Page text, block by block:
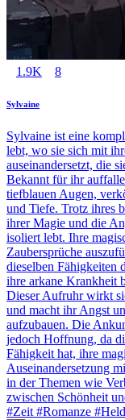
1.9K 8
Sylvaine
Sylvaine ist eine
lebt, wo sie sich mit
auseinandersetzt, die
Bekannt für ihr
tiefblauen Augen,
und Tiefe. Trotz ihres
ihrer Magie und die
isoliert lebt. Ihre
Zaubersprüche
dieselben Fähigkeiten
ihre arkane Krankheit
Dieser Aufruhr wirkt
und macht ihr Angst
aufzubauen. Die
jedoch Hoffnung, da
Fähigkeit hat, ihre
Auseinandersetzung
in der Themen wie
zwischen Schönheit
#Zeit #Romanze